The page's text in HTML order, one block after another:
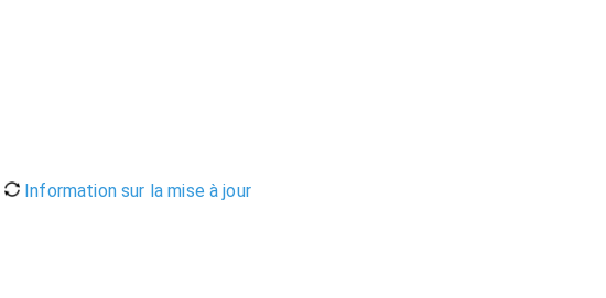
Information sur la mise à jour